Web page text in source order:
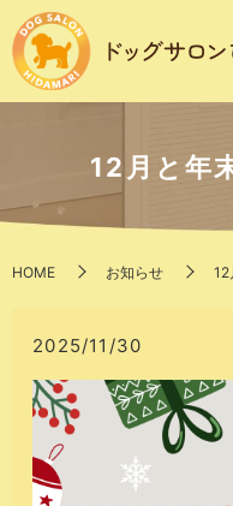
12月と年
HOME お知らせ 12
2025/11/30